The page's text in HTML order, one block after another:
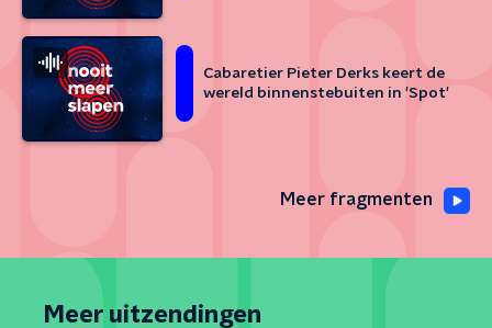
Cabaretier Pieter Derks keert de
wereld binnenstebuiten in 'Spot'
Meer fragmenten
Meer uitzendingen